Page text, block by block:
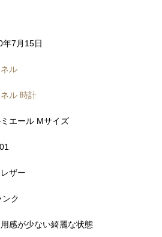
年7月15日
ル
ル 時計
エール Mサイズ
ザー
ンク
感が少ない綺麗な状態